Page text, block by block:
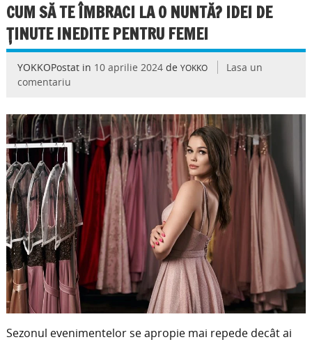
CUM SĂ TE ÎMBRACI LA O NUNTĂ? IDEI DE
ȚINUTE INEDITE PENTRU FEMEI
YOKKOPostat in 10 aprilie 2024de YOKKO
Lasa un
comentariu
Sezonul evenimentelor se apropie mai repede decât ai